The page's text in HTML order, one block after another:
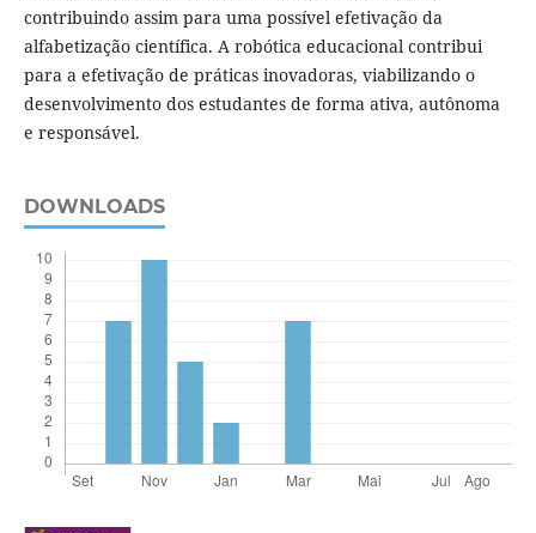
contribuindo assim para uma possível efetivação da
alfabetização científica. A robótica educacional contribui
para a efetivação de práticas inovadoras, viabilizando o
desenvolvimento dos estudantes de forma ativa, autônoma
e responsável.
DOWNLOADS